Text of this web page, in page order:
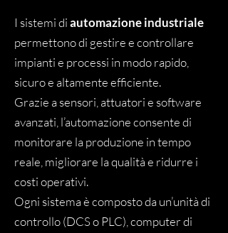
I sistemi diautomazione industriale
permettono di gestire e controllare
impianti e processi in modo rapido,
sicuro e altamente efficiente.
Grazie a sensori, attuatori e software
avanzati, l’automazione consente di
monitorare la produzione in tempo
reale, migliorare la qualità e ridurre i
costi operativi.
Ogni sistema è composto da un’unità di
controllo (DCS o PLC), computer di